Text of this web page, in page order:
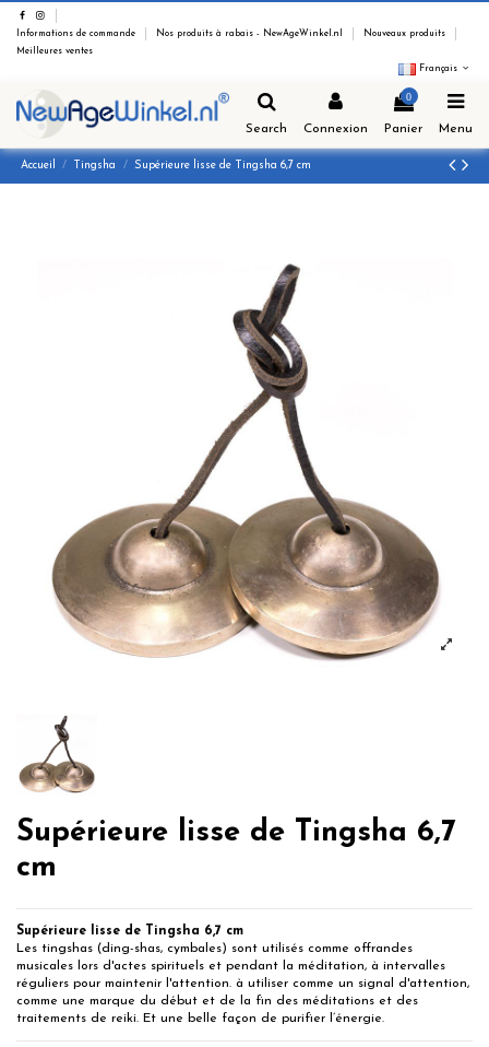
Informations de commande Nos produits à rabais - NewAgeWinkel.nl
Nouveaux produits
Meilleures ventes
Français
Search Connexion
0
Panier Menu
Accueil Tingsha Supérieure lisse de Tingsha 6,7 cm
Supérieure lisse de Tingsha 6,7
cm
Supérieure lisse de Tingsha 6,7 cm
Les tingshas (ding-shas, cymbales) sont utilisés comme offrandes
musicales lors d'actes spirituels et pendant la méditation, à intervalles
réguliers pour maintenir l'attention. à utiliser comme un signal d'attention,
comme une marque du début et de la fin des méditations et des
traitements de reiki. Et une belle façon de purifier l’énergie.